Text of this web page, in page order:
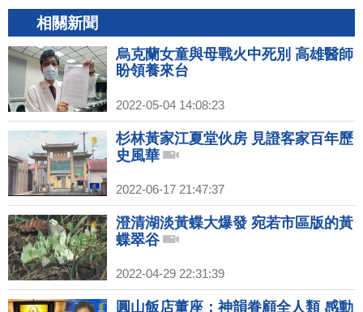
相關新聞
烏克蘭女童與母戰火中死別 高雄醫師
盼領養來台
2022-05-04 14:08:23
杉林黃家江夏堂伙房 見證客家百年歷
史風華
2022-06-17 21:47:37
澄清湖淡黃蝶大爆發 宛若市區版的黃
蝶翠谷
2022-04-29 22:31:39
圓山飯店董座：神韻眷顧全人類 感動